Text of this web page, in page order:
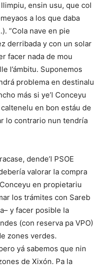
ensin usu, que col
a los que daba
“Cola nave en pie
derribada y con un solar
facer nada de mou
l’ámbitu. Suponemos
problema en destinalu
más si ye’l Conceyu
en bon estáu de
lo contrario nun tendría
dende’l PSOE
valorar la compra
en propietariu
los trámites con Sareb
y facer posible la
(con reserva pa VPO)
zones verdes.
yá sabemos que nin
de Xixón. Pa la